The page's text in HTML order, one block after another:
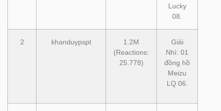
Lucky
08.
2 khanduypspt
1.2M
(Reactions:
25.778)
Giải
Nhì: 01
đồng hồ
Meizu
LQ 06.